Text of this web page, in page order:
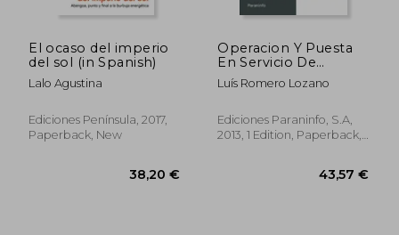
92,80 €
El ocaso del imperio
del sol (in Spanish)
Lalo Agustina
Ediciones Península, 2017,
Paperback, New
Operacion Y Puesta
En Servicio De
Instalaciones De
Energia Eolica (in
Luís Romero Lozano
Ediciones Paraninfo, S.A,
2013, 1 Edition, Paperback,